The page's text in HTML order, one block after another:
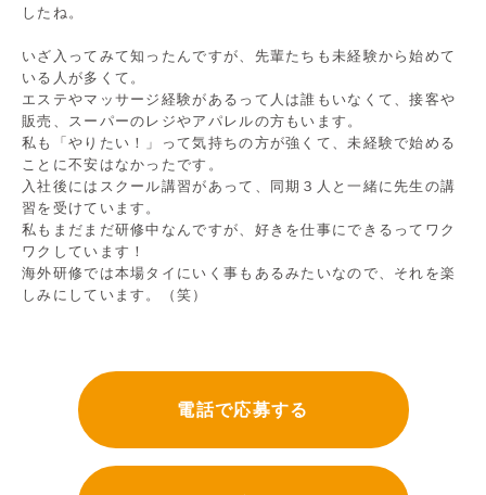
したね。
いざ入ってみて知ったんですが、先輩たちも未経験から始めて
いる人が多くて。
エステやマッサージ経験があるって人は誰もいなくて、接客や
販売、スーパーのレジやアパレルの方もいます。
私も「やりたい！」って気持ちの方が強くて、未経験で始める
ことに不安はなかったです。
入社後にはスクール講習があって、同期３人と一緒に先生の講
習を受けています。
私もまだまだ研修中なんですが、好きを仕事にできるってワク
ワクしています！
海外研修では本場タイにいく事もあるみたいなので、それを楽
しみにしています。（笑）
電話で応募する